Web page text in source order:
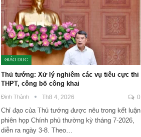
GIÁO DỤC
Thủ tướng: Xử lý nghiêm các vụ tiêu cực thi
THPT, công bố công khai
Đinh Thành Th8 4, 2026 0
Chỉ đạo của Thủ tướng được nêu trong kết luận
phiên họp Chính phủ thường kỳ tháng 7-2026,
diễn ra ngày 3-8. Theo…